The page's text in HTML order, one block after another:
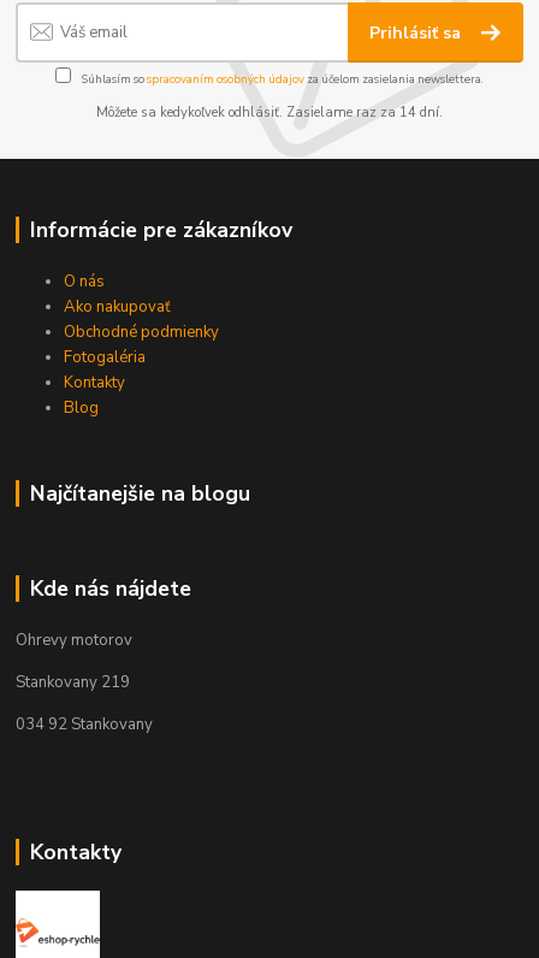
Prihlásiť sa
Súhlasím sospracovaním osobných údajov za účelom zasielania newslettera.
Môžete sa kedykoľvek odhlásiť. Zasielame raz za 14 dní.
Informácie pre zákazníkov
O nás
Ako nakupovať
Obchodné podmienky
Fotogaléria
Kontakty
Blog
Najčítanejšie na blogu
Kde nás nájdete
Ohrevy motorov
Stankovany 219
034 92 Stankovany
Kontakty